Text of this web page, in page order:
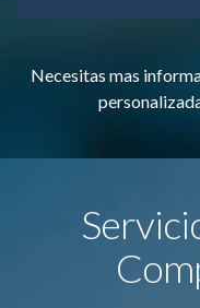
Necesitas mas